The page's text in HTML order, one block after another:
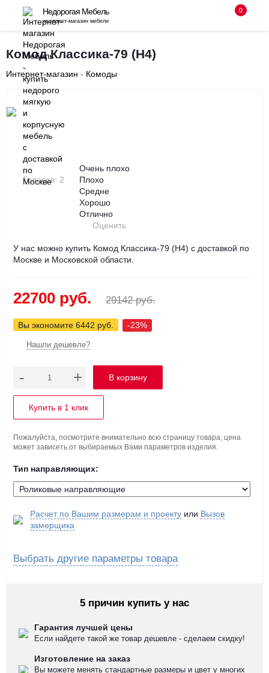
Недорогая Мебель
интернет-магазин мебели
8 (495) 255-08-94
с 10-00 до 18-00 без выходных
Заказать звонок
0
Комод Классика-79 (Н4)
Интернет-магазин - Комоды
Голосов: 2
Очень плохо
Плохо
Средне
Хорошо
Отлично
Оценить
У нас можно купить Комод Классика-79 (Н4) с доставкой по
Москве и Московской области.
22700 руб. 29142 руб.
Вы экономите 6442 руб. -23%
Нашли дешевле?
- +
Купить в 1 клик
Пожалуйста, посмотрите внимательно всю страницу товара, цена
может зависеть от выбираемых Вами параметров изделия.
Тип направляющих:
Расчет по Вашим размерам и проекту или Вызов
замерщика
Выбрать другие параметры товара
5 причин купить у нас
Гарантия лучшей цены
Если найдете такой же товар дешевле - сделаем скидку!
Изготовление на заказ
Вы можете менять стандартные размеры и цвет у многих